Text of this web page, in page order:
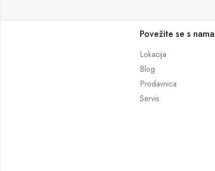
Povežite se s nama
Lokacija
Blog
Prodavnica
Servis